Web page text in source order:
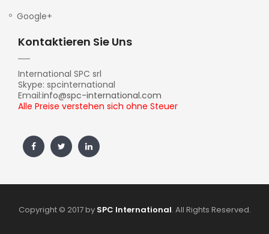
Google+
Kontaktieren Sie Uns
International SPC srl
Skype: spcinternational
Email:info@spc-international.com
Alle Preise verstehen sich ohne Steuer
Copyright © 2017 by SPC International. All Rights Reserved.